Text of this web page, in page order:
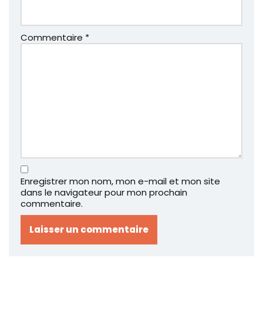
Commentaire *
Enregistrer mon nom, mon e-mail et mon site
dans le navigateur pour mon prochain
commentaire.